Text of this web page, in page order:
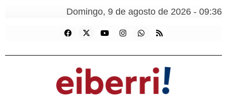
Domingo, 9 de agosto de 2026 - 09:36